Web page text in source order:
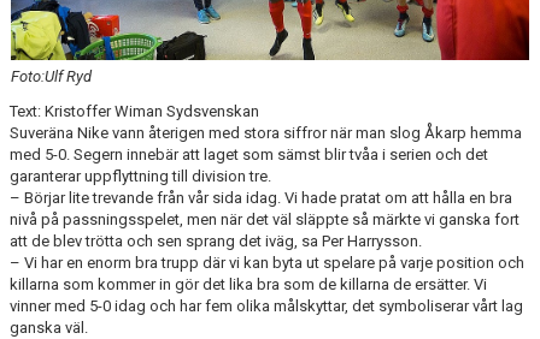
BOKA VEO & SMARTCAM
KONTAKT
TRYGG IDROTT
MÅLSÄTTNING
WEBSHOP
SAMARBETSPARTNERS
1919-KLUBBEN
Foto:Ulf Ryd
Text: Kristoffer Wiman Sydsvenskan
Suveräna Nike vann återigen med stora siffror när man slog Åkarp hemma
med 5-0. Segern innebär att laget som sämst blir tvåa i serien och det
garanterar uppflyttning till division tre.
– Börjar lite trevande från vår sida idag. Vi hade pratat om att hålla en bra
nivå på passningsspelet, men när det väl släppte så märkte vi ganska fort
att de blev trötta och sen sprang det iväg, sa Per Harrysson.
– Vi har en enorm bra trupp där vi kan byta ut spelare på varje position och
killarna som kommer in gör det lika bra som de killarna de ersätter. Vi
vinner med 5-0 idag och har fem olika målskyttar, det symboliserar vårt lag
ganska väl.